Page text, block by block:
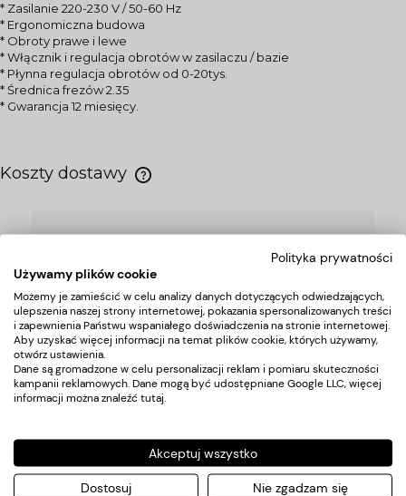
* Zasilanie 220-230 V / 50-60 Hz
* Ergonomiczna budowa
* Obroty prawe i lewe
* Włącznik i regulacja obrotów w zasilaczu / bazie
* Płynna regulacja obrotów od 0-20tys.
* Średnica frezów 2.35
* Gwarancja 12 miesięcy.
Koszty dostawy
Uzyskaj indywidualną
ofertę na urządzenia do
Twojego salonu!
Nasz doradca skontaktuje się z Tobą w ciągu
prywatności
Polityka prywatności
Używamy plików cookie
Możemy je zamieścić w celu analizy danych dotyczących odwiedzających,
ulepszenia naszej strony internetowej, pokazania spersonalizowanych treści
i zapewnienia Państwu wspaniałego doświadczenia na stronie internetowej.
Aby uzyskać więcej informacji na temat plików cookie, których używamy,
otwórz ustawienia.
Dane są gromadzone w celu personalizacji reklam i pomiaru skuteczności
kampanii reklamowych. Dane mogą być udostępniane Google LLC, więcej
informacji można znaleźć tutaj
Akceptuj wszystko
Dostosuj Nie zgadzam się